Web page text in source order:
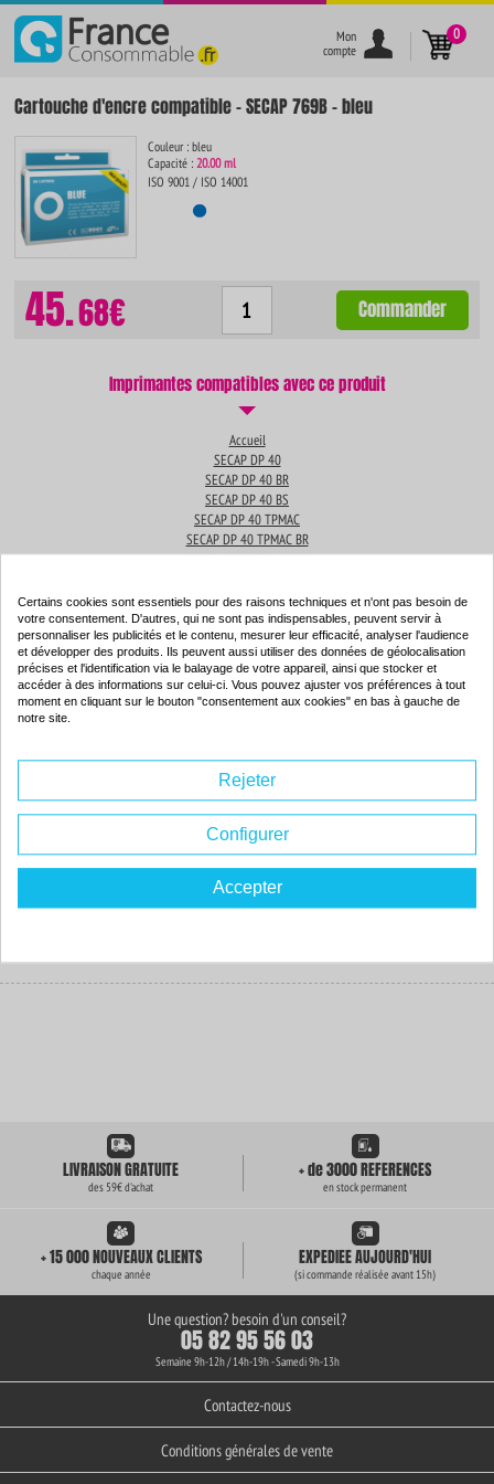
}
Mon
compte
0
Cartouche d'encre compatible - SECAP 769B - bleu
Couleur : bleu
Capacité :20.00 ml
ISO 9001 / ISO 14001
45.68€ Commander
Imprimantes compatibles avec ce produit
Accueil
SECAP DP 40
SECAP DP 40 BR
SECAP DP 40 BS
SECAP DP 40 TPMAC
SECAP DP 40 TPMAC BR
SECAP DP 40 TPMAC BS
Produits associés
Cartouche d'encre compatible - SECAP 769B - bleu
ISO 9001 / ISO 14001
45.68€
LIVRAISON GRATUITE
des 59€ d'achat
+ de 3000 REFERENCES
en stock permanent
+ 15 000 NOUVEAUX CLIENTS
chaque année
EXPEDIEE AUJOURD'HUI
(si commande réalisée avant 15h)
Une question? besoin d'un conseil?
05 82 95 56 03
Semaine 9h-12h / 14h-19h - Samedi 9h-13h
Contactez-nous
Conditions générales de vente
Certains cookies sont essentiels pour des raisons techniques et n'ont pas besoin de
votre consentement. D'autres, qui ne sont pas indispensables, peuvent servir à
personnaliser les publicités et le contenu, mesurer leur efficacité, analyser l'audience
et développer des produits. Ils peuvent aussi utiliser des données de géolocalisation
précises et l'identification via le balayage de votre appareil, ainsi que stocker et
accéder à des informations sur celui-ci. Vous pouvez ajuster vos préférences à tout
moment en cliquant sur le bouton "consentement aux cookies" en bas à gauche de
notre site.
Rejeter
Configurer
Accepter